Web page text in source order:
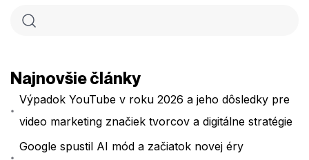
Najnovšie články
Výpadok YouTube v roku 2026 a jeho dôsledky pre
video marketing značiek tvorcov a digitálne stratégie
Google spustil AI mód a začiatok novej éry